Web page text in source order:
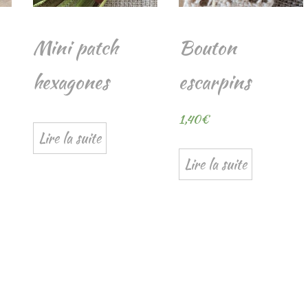
Mini patch
hexagones
Lire la suite
Bouton
escarpins
1,40€
Lire la suite